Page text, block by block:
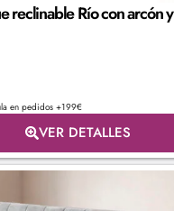
reclinable Río con arcón
en pedidos +199€
VER DETALLES